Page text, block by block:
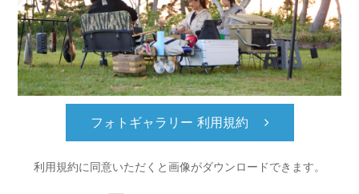
フォトギャラリー 利用規約
利用規約に同意いただくと画像がダウンロードできます。